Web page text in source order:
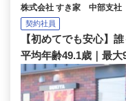
株式会社 すき家 中部支社
契約社員
【初めてでも安心】
平均年齢49.1歳｜最